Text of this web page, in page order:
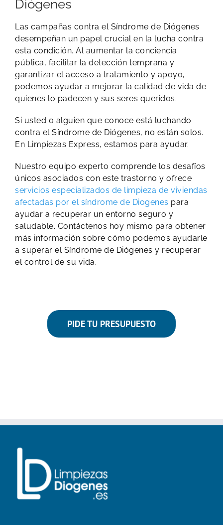
Diógenes
Las campañas contra el Síndrome de Diógenes
desempeñan un papel crucial en la lucha contra
esta condición. Al aumentar la conciencia
pública, facilitar la detección temprana y
garantizar el acceso a tratamiento y apoyo,
podemos ayudar a mejorar la calidad de vida de
quienes lo padecen y sus seres queridos.
Si usted o alguien que conoce está luchando
contra el Síndrome de Diógenes, no están solos.
En Limpiezas Express, estamos para ayudar.
Nuestro equipo experto comprende los desafíos
únicos asociados con este trastorno y ofrece
servicios especializados de limpieza de viviendas
afectadas por el síndrome de Diogenes para
ayudar a recuperar un entorno seguro y
saludable. Contáctenos hoy mismo para obtener
más información sobre cómo podemos ayudarle
a superar el Síndrome de Diógenes y recuperar
el control de su vida.
PIDE TU PRESUPUESTO